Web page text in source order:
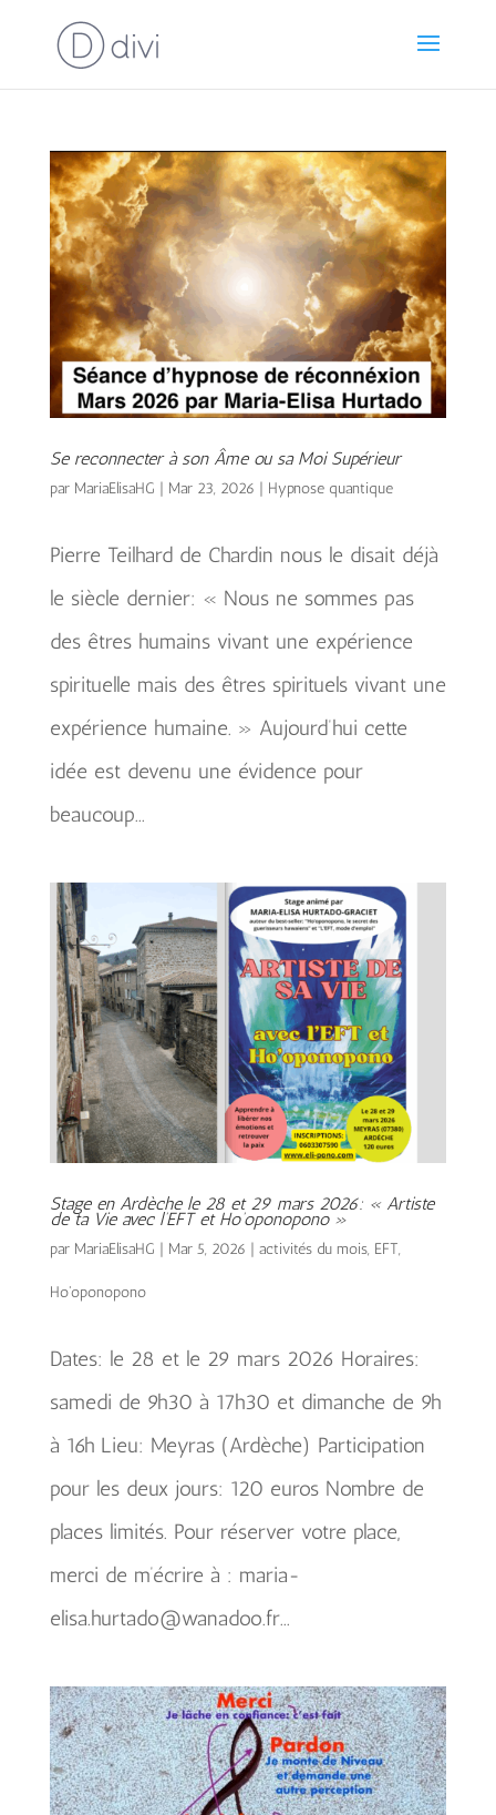
Se reconnecter à son Âme ou sa Moi Supérieur
par MariaElisaHG | Mar 23, 2026 | Hypnose quantique
Pierre Teilhard de Chardin nous le disait déjà
le siècle dernier: « Nous ne sommes pas
des êtres humains vivant une expérience
spirituelle mais des êtres spirituels vivant une
expérience humaine. » Aujourd’hui cette
idée est devenu une évidence pour
beaucoup...
Stage en Ardèche le 28 et 29 mars 2026: « Artiste
de ta Vie avec l’EFT et Ho’oponopono »
par MariaElisaHG | Mar 5, 2026 | activités du mois, EFT,
Ho'oponopono
Dates: le 28 et le 29 mars 2026 Horaires:
samedi de 9h30 à 17h30 et dimanche de 9h
à 16h Lieu: Meyras (Ardèche) Participation
pour les deux jours: 120 euros Nombre de
places limités. Pour réserver votre place,
merci de m’écrire à : maria-
elisa.hurtado@wanadoo.fr...